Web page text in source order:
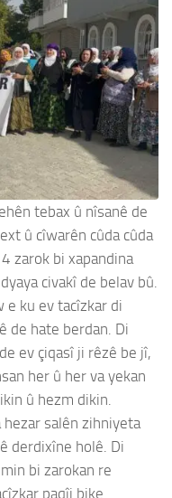
tebax û nîsanê de
û cîwarên cûda cûda
zarok bi xapandina
civakî de belav bû.
e ku ev tacîzkar di
de hate berdan. Di
ev çiqasî ji rêzê be jî,
her û her va yekan
û hezm dikin.
salên zihniyeta
derdixîne holê. Di
bi zarokan re
paqîj bike